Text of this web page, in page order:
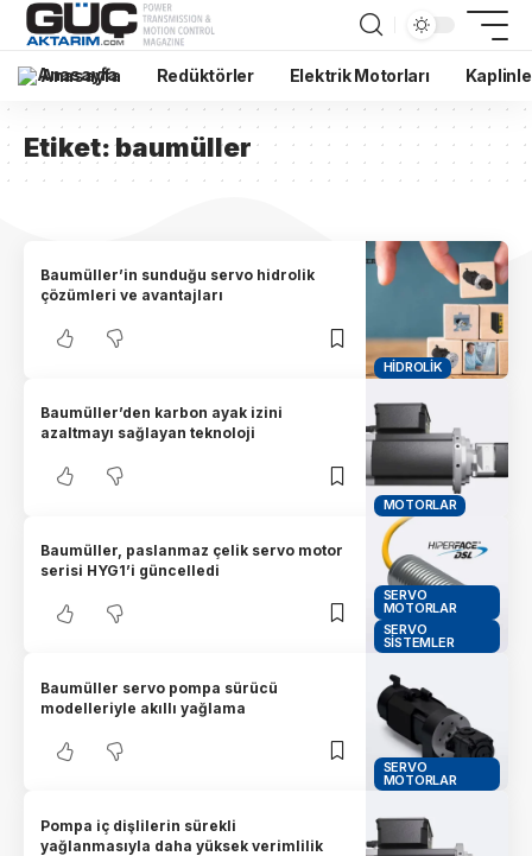
Anasayfa Redüktörler Elektrik Motorları
Etiket:baumüller
HIDROLIK
Baumüller’in sunduğu servo hidrolik
çözümleri ve avantajları
MOTORLAR
Baumüller’den karbon ayak izini
azaltmayı sağlayan teknoloji
SERVO
MOTORLAR
SERVO
SISTEMLER
Baumüller, paslanmaz çelik servo motor
serisi HYG1’i güncelledi
SERVO
MOTORLAR
Baumüller servo pompa sürücü
modelleriyle akıllı yağlama
Pompa iç dişlilerin sürekli
yağlanmasıyla daha yüksek verimlilik